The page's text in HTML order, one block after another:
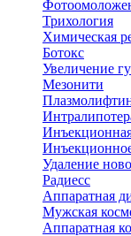
Трихология
Химическая
Ботокс
Увеличение
Мезонити
Удаление
Радиесс
Аппаратная
Мужская
Аппаратная